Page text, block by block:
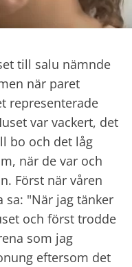
till salu nämnde
när paret
representerade
var vackert, det
bo och det låg
när de var och
Först när våren
sa: "När jag tänker
och först trodde
som jag
eftersom det